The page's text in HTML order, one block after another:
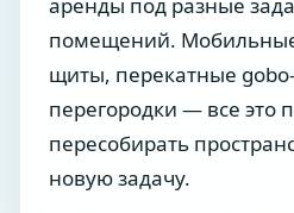
помещений. Мобильные
щиты, перекатные
перегородки — все это
пересобирать
новую задачу.